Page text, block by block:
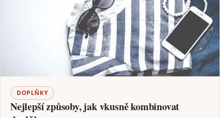
DOPLŇKY
Nejlepší způsoby, jak vkusně kombinovat